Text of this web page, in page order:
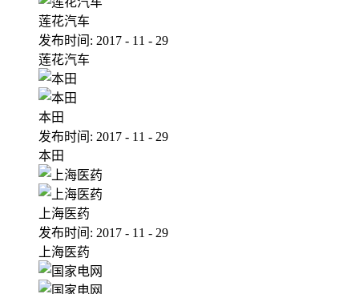
莲花汽车
发布时间: 2017 - 11 - 29
莲花汽车
本田
发布时间: 2017 - 11 - 29
本田
上海医药
发布时间: 2017 - 11 - 29
上海医药